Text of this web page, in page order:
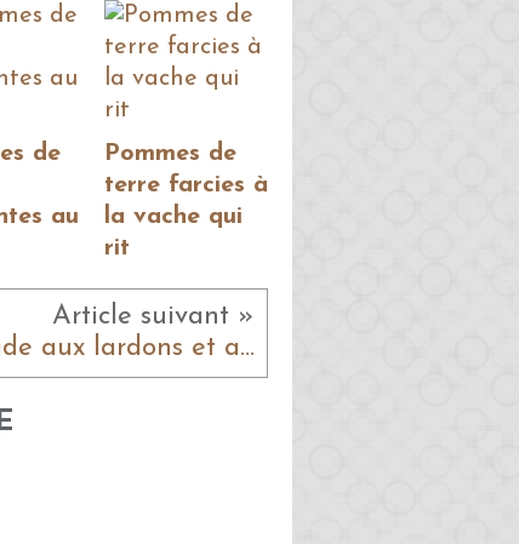
de
au
Pommes de
terre farcies à
la vache qui
rit
Article suivant »
Salade aux lardons et aux petits oignons